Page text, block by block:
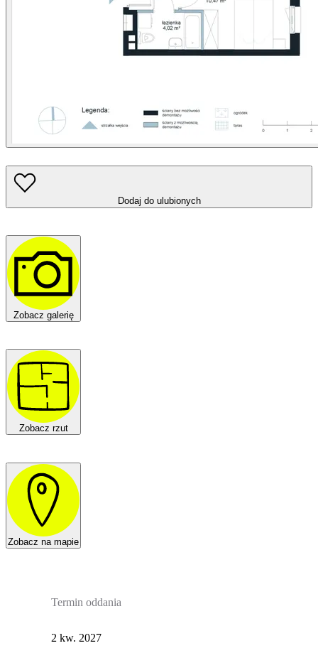
Dodaj do ulubionych
Zobacz galerię
Zobacz rzut
Zobacz na mapie
Termin oddania
2 kw. 2027